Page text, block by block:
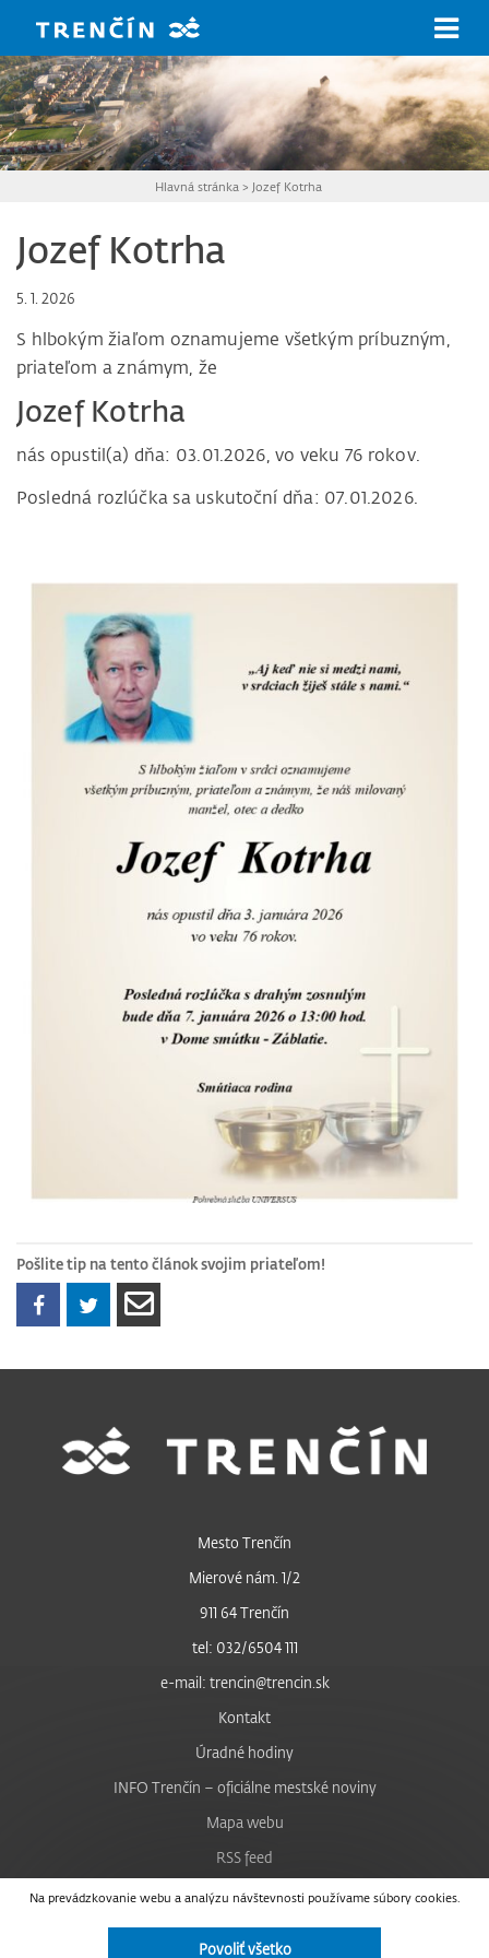
Hlavná stránka > Jozef Kotrha
Jozef Kotrha
5. 1. 2026
S hlbokým žiaľom oznamujeme všetkým príbuzným,
priateľom a známym, že
Jozef Kotrha
nás opustil(a) dňa: 03.01.2026, vo veku 76 rokov.
Posledná rozlúčka sa uskutoční dňa: 07.01.2026.
Pošlite tip na tento článok svojim priateľom!
Na prevádzkovanie webu a analýzu návštevnosti používame súbory cookies.
Povoliť všetko
Mesto Trenčín
Mierové nám. 1/2
911 64 Trenčín
tel: 032/6504 111
e-mail: trencin@trencin.sk
Kontakt
Úradné hodiny
INFO Trenčín – oficiálne mestské noviny
Mapa webu
RSS feed
Nastavenie cookies
Facebook